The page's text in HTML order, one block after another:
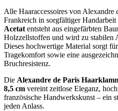
Alle Haaraccessoires von Alexandre
Frankreich in sorgfältiger
Acetat entsteht aus eingefärbten
Holzzellstoffen und wird zu stabilen
Dieses hochwertige Material sorgt
Tragekomfort sowie eine
Bruchresistenz.
Die Alexandre de Paris
8,5 cm vereint zeitlose Eleganz,
französische Handwerkskunst – ein
jeden Anlass.